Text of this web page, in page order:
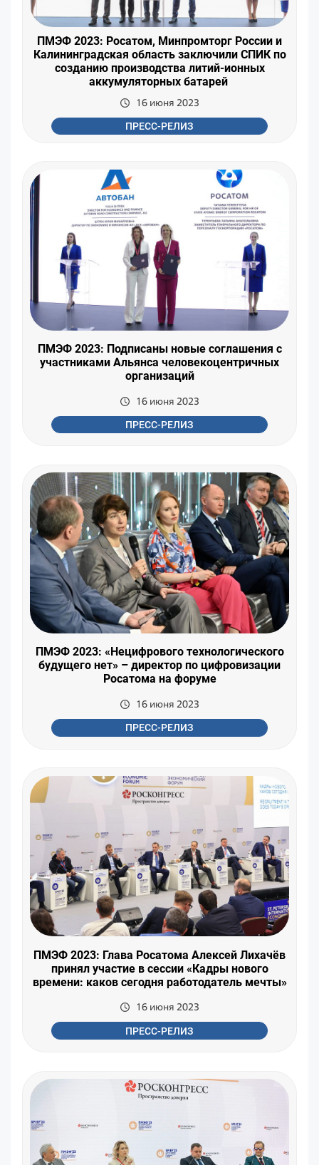
ПМЭФ 2023: Росатом, Минпромторг России и
Калининградская область заключили СПИК по
созданию производства литий-ионных
аккумуляторных батарей
16 июня 2023
ПРЕСС-РЕЛИЗ
ПМЭФ 2023: Подписаны новые соглашения с
участниками Альянса человекоцентричных
организаций
16 июня 2023
ПРЕСС-РЕЛИЗ
ПМЭФ 2023: «Нецифрового технологического
будущего нет» – директор по цифровизации
Росатома на форуме
16 июня 2023
ПРЕСС-РЕЛИЗ
ПМЭФ 2023: Глава Росатома Алексей Лихачёв
принял участие в сессии «Кадры нового
времени: каков сегодня работодатель мечты»
16 июня 2023
ПРЕСС-РЕЛИЗ